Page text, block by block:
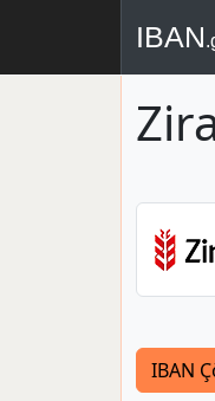
IBAN
IBAN